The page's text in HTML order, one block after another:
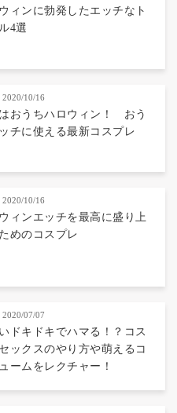
ィンに勃発したエッチなト
4選
2020/10/16
おうちハロウィン！ おう
チに使える最新コスプレ
2020/10/16
ィンエッチを最高に盛り上
めのコスプレ
2020/07/07
ドキドキでハマる！？コス
ックスのやり方や萌えるコ
ームをレクチャー！